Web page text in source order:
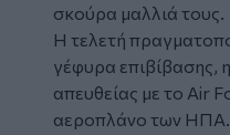
σκούρα μαλλιά τους.
Η τελετή
γέφυρα επιβίβασης,
απευθείας με το Air
αεροπλάνο των ΗΠΑ.